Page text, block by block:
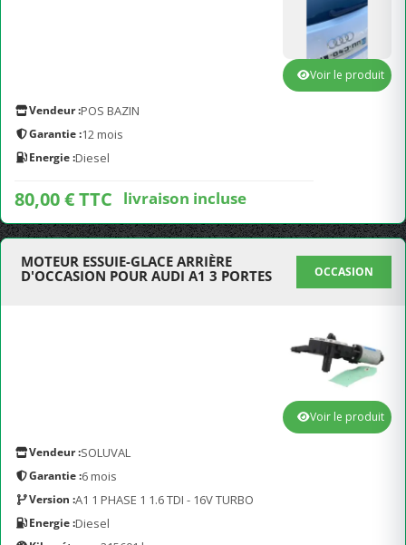
Vendeur :POS BAZIN
Garantie :12 mois
Energie :Diesel
80,00 € TTC livraison incluse
Voir le produit
MOTEUR ESSUIE-GLACE ARRIÈRE
D'OCCASION POUR AUDI A1 3 PORTES
OCCASION
Vendeur :SOLUVAL
Garantie :6 mois
Version :A1 1 PHASE 1 1.6 TDI - 16V TURBO
Energie :Diesel
Voir le produit